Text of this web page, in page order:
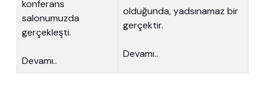
konferans
salonumuzda
gerçekleşti.
Devamı..
olduğunda, yadsınamaz bir
gerçektir.
Devamı..